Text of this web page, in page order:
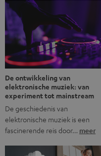
verder ontwikkelt. In
team samen gewerkt
mogelijkheid
De ontwikkeling van
elektronische muziek: van
experiment tot mainstream
De geschiedenis van
elektronische muziek is een
fascinerende reis door… meer